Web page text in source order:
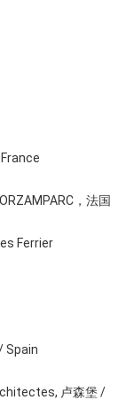
，法国
Ferrier
Spain
卢森堡 /